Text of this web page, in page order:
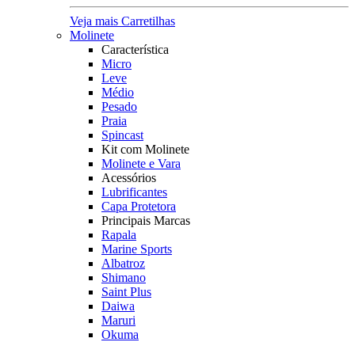
Veja mais Carretilhas
Molinete
Característica
Micro
Leve
Médio
Pesado
Praia
Spincast
Kit com Molinete
Molinete e Vara
Acessórios
Lubrificantes
Capa Protetora
Principais Marcas
Rapala
Marine Sports
Albatroz
Shimano
Saint Plus
Daiwa
Maruri
Okuma